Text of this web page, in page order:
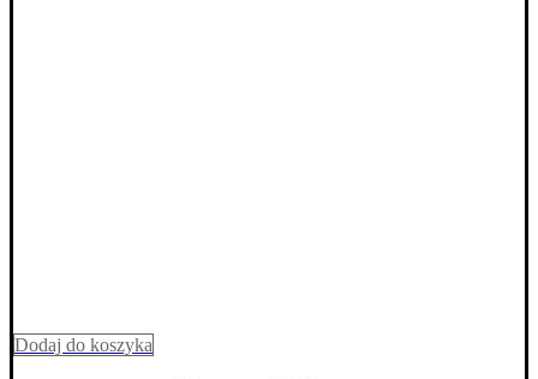
Dodaj do koszyka